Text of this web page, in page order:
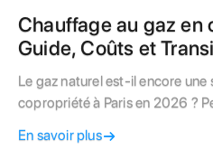
Chauffage au gaz en
Guide, Coûts et
Le gaz naturel est-il encore
copropriété à Paris en 2026 ?
financières et vote en AG : tout
En savoir plus